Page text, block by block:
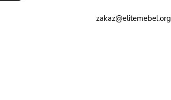
zakaz@elitemebel.org